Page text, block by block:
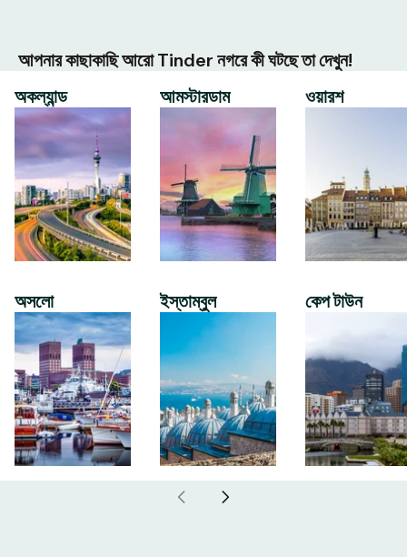
আপনার কাছাকাছি আরো Tinder নগরে কী ঘটছে তা দেখুন!
অকল্যান্ড
অসলো
আমস্টারডাম
ইস্তাম্বুল
ওয়ারশ
কেপ টাউন